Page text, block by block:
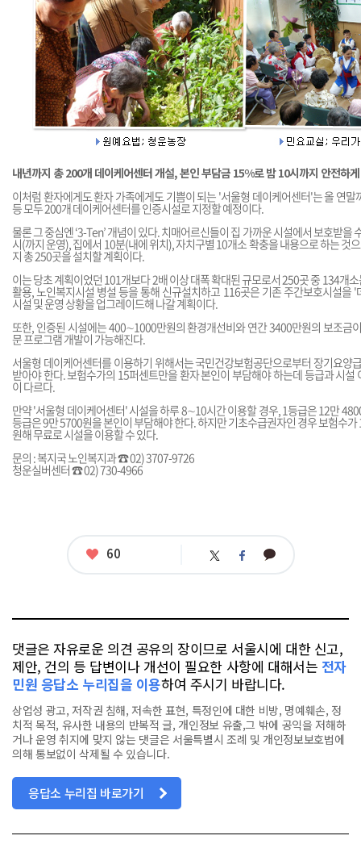
내년까지 총 200개 데이케어센터 개설, 본인 부담금 15%로 밤 10시까지 안전하게
이처럼 환자에게도 환자 가족에게도 기쁨이 되는 '서울형 데이케어센터'는 올 연
등 모두 200개 데이케어센터를 인증시설로 지정할 예정이다.
물론 그 중심엔 ‘3-Ten’ 개념이 있다. 치매어르신들이 집 가까운 시설에서 보호받을
시(까지 운영), 집에서 10분(내에 위치), 자치구별 10개소 확충을 내용으로 하는 것
지 총 250곳을 설치할 계획이다.
이는 당초 계획이었던 101개보다 2배 이상 대폭 확대된 규모로서 250곳 중 134개
활용, 노인복지시설 병설 등을 통해 신규설치하고 116곳은 기존 주간보호시설을
시설 및 운영 상황을 업그레이드해 나갈 계획이다.
또한, 인증된 시설에는 400∼1000만원의 환경개선비와 연간 3400만원의 보조금
문 프로그램 개발이 가능해진다.
서울형 데이케어센터를 이용하기 위해서는 국민건강보험공단으로부터 장기요양
받아야 한다. 보험수가의 15퍼센트만을 환자 본인이 부담해야 하는데 등급과 시설
이 다르다.
만약 '서울형 데이케어센터' 시설을 하루 8∼10시간 이용할 경우, 1등급은 12만
등급은 9만 5700원을 본인이 부담해야 한다. 하지만 기초수급권자인 경우 보험수
원해 무료로 시설을 이용할 수 있다.
문의 : 복지국 노인복지과 ☎ 02) 3707-9726
청운실버센터 ☎ 02) 730-4966
좋
60 트 페 카
댓글은 자유로운 의견 공유의 장이므로 서울시에 대한 신고,
제안, 건의 등 답변이나 개선이 필요한 사항에 대해서는 전자
민원 응답소 누리집을 이용하여 주시기 바랍니다.
상업성 광고, 저작권 침해, 저속한 표현, 특정인에 대한 비방, 명예훼손, 정
치적 목적, 유사한 내용의 반복적 글, 개인정보 유출,그 밖에 공익을 저해하
거나 운영 취지에 맞지 않는 댓글은 서울특별시 조례 및 개인정보보호법에
의해 통보없이 삭제될 수 있습니다.
응답소 누리집 바로가기